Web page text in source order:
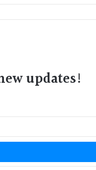
updates!